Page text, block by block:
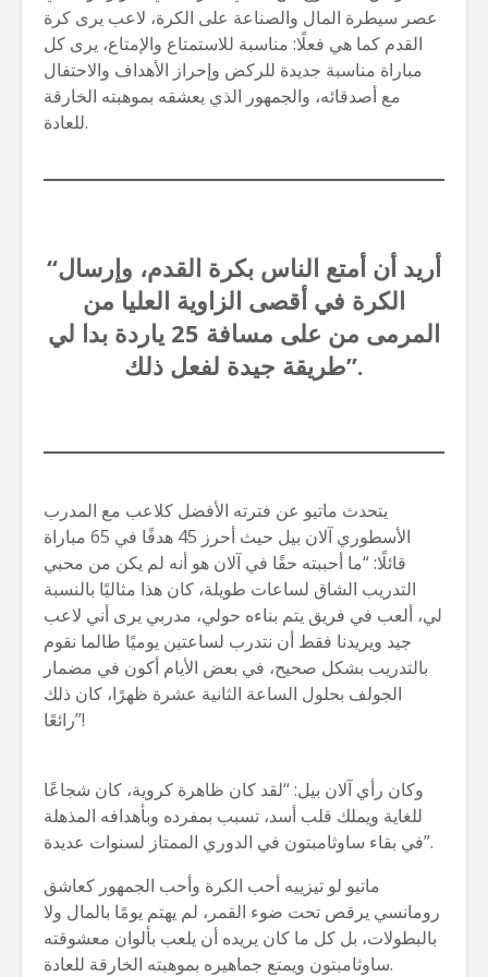
عصر سيطرة المال والصناعة على الكرة، لاعب يرى كرة
القدم كما هي فعلًا: مناسبة للاستمتاع والإمتاع، يرى كل
مباراة مناسبة جديدة للركض وإحراز الأهداف والاحتفال
مع أصدقائه، والجمهور الذي يعشقه بموهبته الخارقة
للعادة.
“أريد أن أمتع الناس بكرة القدم، وإرسال
الكرة في أقصى الزاوية العليا من
المرمى من على مسافة 25 ياردة بدا لي
طريقة جيدة لفعل ذلك”.
يتحدث ماتيو عن فترته الأفضل كلاعب مع المدرب
الأسطوري آلان بيل حيث أحرز 45 هدفًا في 65 مباراة
قائلًا: “ما أحببته حقًا في آلان هو أنه لم يكن من محبي
التدريب الشاق لساعات طويلة، كان هذا مثاليًا بالنسبة
لي، ألعب في فريق يتم بناءه حولي، مدربي يرى أني لاعب
جيد ويريدنا فقط أن نتدرب لساعتين يوميًا طالما نقوم
بالتدريب بشكل صحيح، في بعض الأيام أكون في مضمار
الجولف بحلول الساعة الثانية عشرة ظهرًا، كان ذلك
رائعًا”!
وكان رأي آلان بيل: “لقد كان ظاهرة كروية، كان شجاعًا
للغاية ويملك قلب أسد، تسبب بمفرده وبأهدافه المذهلة
في بقاء ساوثامبتون في الدوري الممتاز لسنوات عديدة”.
ماتيو لو تيزييه أحب الكرة وأحب الجمهور كعاشق
رومانسي يرقص تحت ضوء القمر، لم يهتم يومًا بالمال ولا
بالبطولات، بل كل ما كان يريده أن يلعب بألوان معشوقته
ساوثامبتون ويمتع جماهيره بموهبته الخارقة للعادة.